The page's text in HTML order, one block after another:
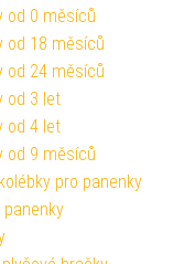
od 0 měsíců
od 18 měsíců
od 24 měsíců
od 3 let
od 4 let
od 9 měsíců
pro panenky
panenky